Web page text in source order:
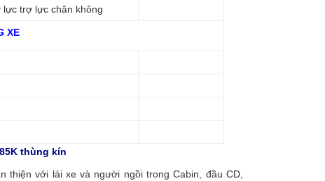
lực trợ lực chân không
XE
thùng kín
thiện với lái xe và người ngồi trong Cabin, đầu CD,